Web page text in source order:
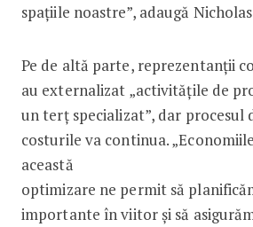
spațiile noastre”, adaugă
Pe de altă parte, reprezentanții
au externalizat „activitățile de
un terț specializat”, dar procesul
costurile va continua.
această
optimizare ne permit să
importante în viitor și să